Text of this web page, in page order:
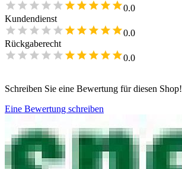
0.0
Kundendienst
0.0
Rückgaberecht
0.0
Schreiben Sie eine Bewertung für diesen Shop!
Eine Bewertung schreiben